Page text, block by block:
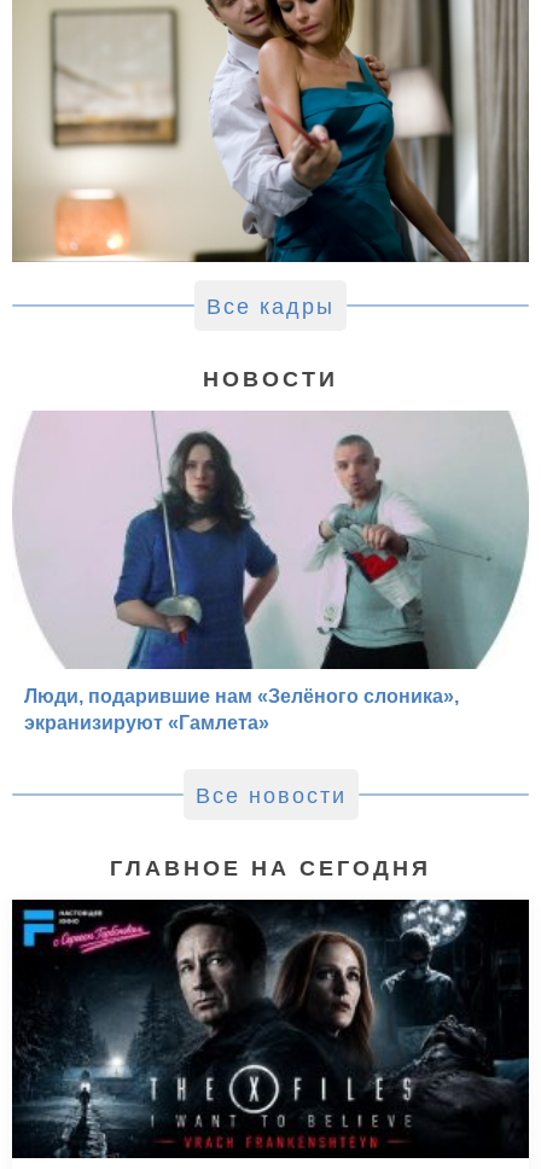
Все кадры
НОВОСТИ
Люди, подарившие нам «Зелёного слоника»,
экранизируют «Гамлета»
Все новости
ГЛАВНОЕ НА СЕГОДНЯ